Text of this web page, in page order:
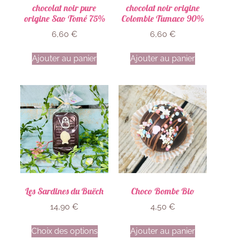
chocolat noir pure
origine Sao Tomé 75%
6,60 €
Ajouter au panier
chocolat noir origine
Colombie Tumaco 90%
6,60 €
Ajouter au panier
Les Sardines du Buëch
14,90 €
Choix des options
Choco Bombe Bio
4,50 €
Ajouter au panier